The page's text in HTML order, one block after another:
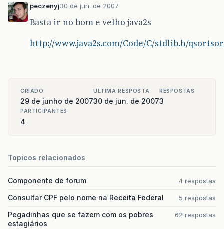
peczenyj30 de jun. de 2007
Basta ir no bom e velho java2s
http://www.java2s.com/Code/C/stdlib.h/
CRIADO
29 de junho de 2007
ULTIMA RESPOSTA
30 de jun. de 2007
RESPOSTAS
3
PARTICIPANTES
4
Topicos relacionados
Componente de forum 4 respostas
Consultar CPF pelo nome na Receita Federal 5 respostas
Pegadinhas que se fazem com os pobres
estagiários
62 respostas